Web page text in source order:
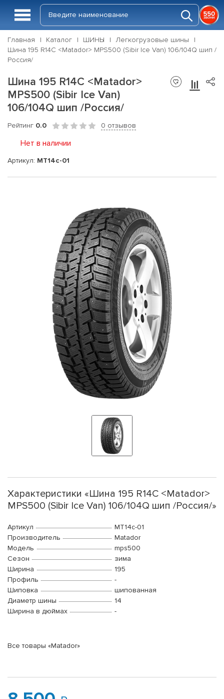
Главная Каталог ШИНЫ
Легкогрузовые шины
Шина 195 R14C <Matador> MPS500 (Sibir Ice Van) 106/104Q шип /
Россия/
Шина 195 R14C <Matador>
MPS500 (Sibir Ice Van)
106/104Q шип /Россия/
Рейтинг 0.0 0 отзывов
Нет в наличии
Артикул: MT14c-01
Характеристики «Шина 195 R14C <Matador>
MPS500 (Sibir Ice Van) 106/104Q шип /Россия/»
Артикул
MT14c-01
Производитель
Matador
Модель
mps500
Сезон
зима
Ширина
195
Профиль
-
Шиповка
шипованная
Диаметр шины
14
Ширина в дюймах
-
Все товары «Matador»